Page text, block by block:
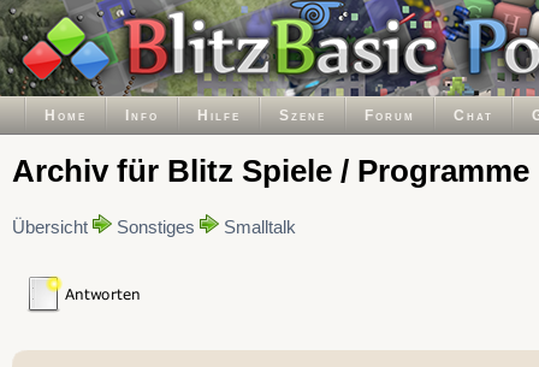
Home Info Hilfe Szene Forum Chat
Archiv für Blitz Spiele / Programme
Übersicht Sonstiges Smalltalk